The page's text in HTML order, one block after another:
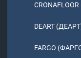
DEART
FARGO